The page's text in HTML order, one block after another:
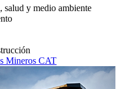
salud y medio ambiente
Mineros CAT